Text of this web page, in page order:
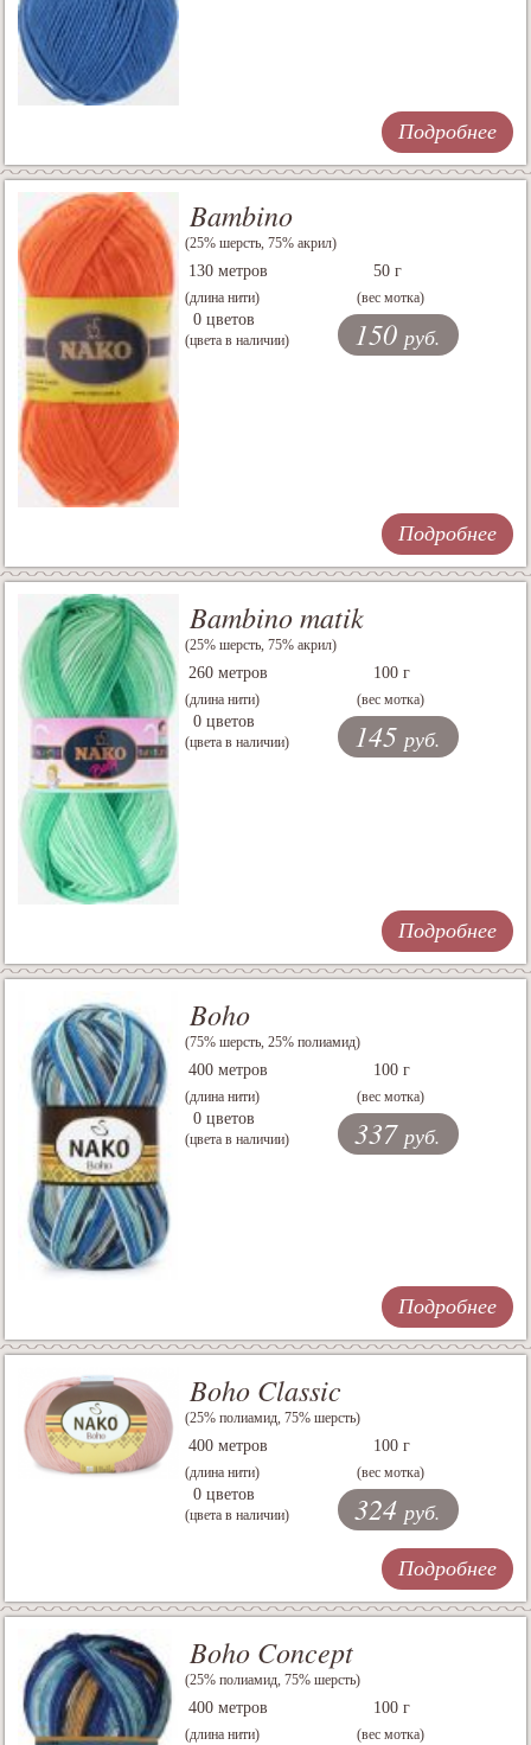
Подробнее
Bambino
(25% шерсть, 75% акрил)
130 метров
(длина нити)
50 г
(вес мотка)
0 цветов
(цвета в наличии) 150 руб.
Подробнее
Bambino matik
(25% шерсть, 75% акрил)
260 метров
(длина нити)
100 г
(вес мотка)
0 цветов
(цвета в наличии) 145 руб.
Подробнее
Boho
(75% шерсть, 25% полиамид)
400 метров
(длина нити)
100 г
(вес мотка)
0 цветов
(цвета в наличии) 337 руб.
Подробнее
Boho Classic
(25% полиамид, 75% шерсть)
400 метров
(длина нити)
100 г
(вес мотка)
0 цветов
(цвета в наличии) 324 руб.
Подробнее
Boho Concept
(25% полиамид, 75% шерсть)
400 метров
(длина нити)
100 г
(вес мотка)